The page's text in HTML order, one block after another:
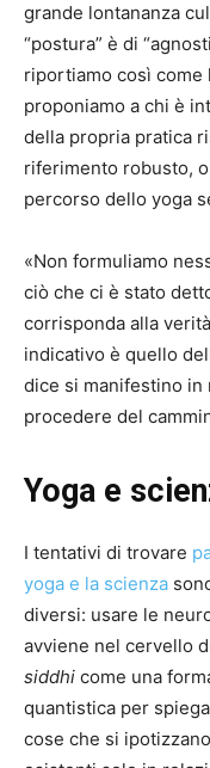
grande lontananza
“postura” è di
riportiamo così come
proponiamo a chi è
della propria pratica
riferimento robusto,
percorso dello yoga
«Non formuliamo
ciò che ci è stato
corrisponda alla
indicativo è quello
dice si manifestino in
procedere del
Yoga e
I tentativi di trovare
yoga e la scienza
diversi: usare le
avviene nel cervello
siddhi come una
quantistica per
cose che si